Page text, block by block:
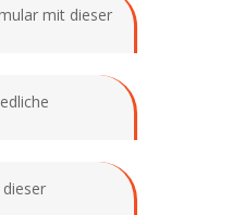
mit dieser